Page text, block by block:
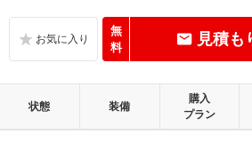
無
料
見積も
状態 装備
購入
プラン